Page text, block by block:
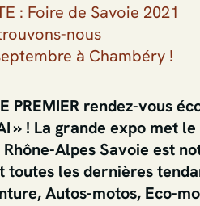
: Foire de Savoie 2021
nous
à Chambéry !
PREMIER rendez-vous
» ! La grande expo met
Alpes Savoie est
les dernières
Autos-motos, Eco-